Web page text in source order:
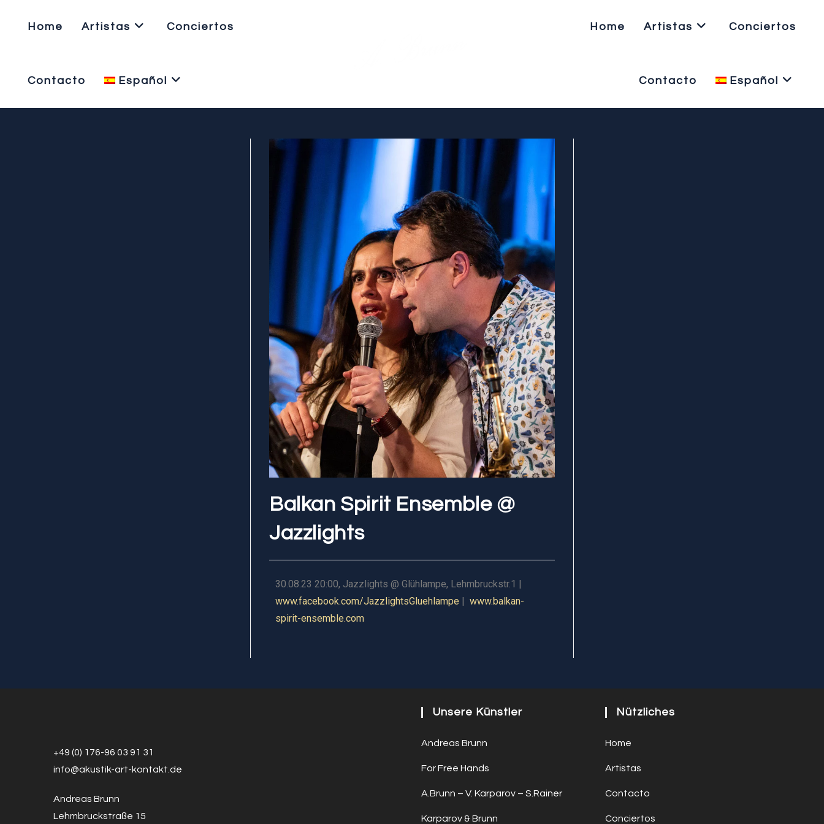
Home Artistas Conciertos
Contacto Español
Home Artistas Conciertos
Contacto Español
Balkan Spirit Ensemble @
Jazzlights
30.08.23 20:00, Jazzlights @ Glühlampe, Lehmbruckstr.1 |
www.facebook.com/JazzlightsGluehlampe | www.balkan-
spirit-ensemble.com
+49 (0) 176-96 03 91 31
info@akustik-art-kontakt.de
Andreas Brunn
Lehmbruckstraße 15
Unsere Künstler
Andreas Brunn
For Free Hands
A.Brunn – V. Karparov – S.Rainer
Karparov & Brunn
Nützliches
Home
Artistas
Contacto
Conciertos